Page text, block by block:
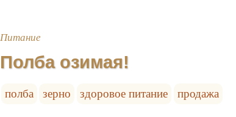
Питание
Полба озимая!
полба зерно здоровое питание продажа